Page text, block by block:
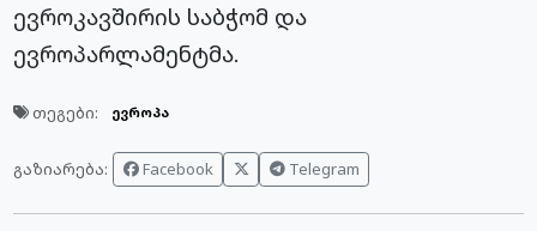
ევროკავშირის საბჭომ და
ევროპარლამენტმა.
თეგები: ევროპა
გაზიარება: Facebook Telegram